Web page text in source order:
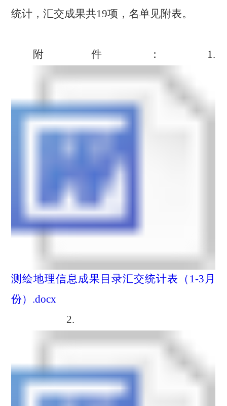
统计，汇交成果共19项，名单见附表。
附件： 1.
测绘地理信息成果目录汇交统计表（1-3月
份）.docx
2.